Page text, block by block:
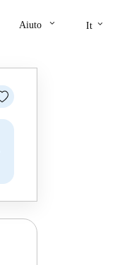
Aiuto keyboard_arrow_down It keyboard_arrow_down